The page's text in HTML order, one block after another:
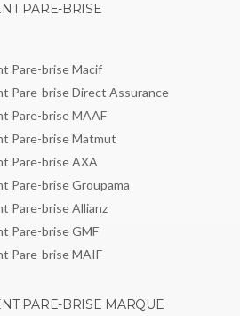
PARE-BRISE
Pare-brise Macif
Pare-brise Direct Assurance
Pare-brise MAAF
Pare-brise Matmut
Pare-brise AXA
Pare-brise Groupama
Pare-brise Allianz
Pare-brise GMF
Pare-brise MAIF
PARE-BRISE MARQUE